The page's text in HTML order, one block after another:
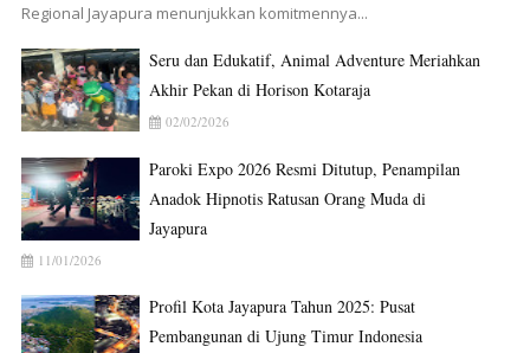
Regional Jayapura menunjukkan komitmennya...
Seru dan Edukatif, Animal Adventure Meriahkan
Akhir Pekan di Horison Kotaraja
02/02/2026
Paroki Expo 2026 Resmi Ditutup, Penampilan
Anadok Hipnotis Ratusan Orang Muda di
Jayapura
11/01/2026
Profil Kota Jayapura Tahun 2025: Pusat
Pembangunan di Ujung Timur Indonesia